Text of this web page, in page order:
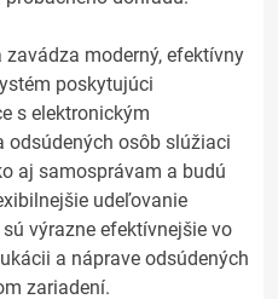
moderný, efektívny
poskytujúci
s elektronickým
odsúdených osôb slúžiaci
aj samosprávam a budú
udeľovanie
výrazne efektívnejšie vo
a náprave odsúdených
zariadení.